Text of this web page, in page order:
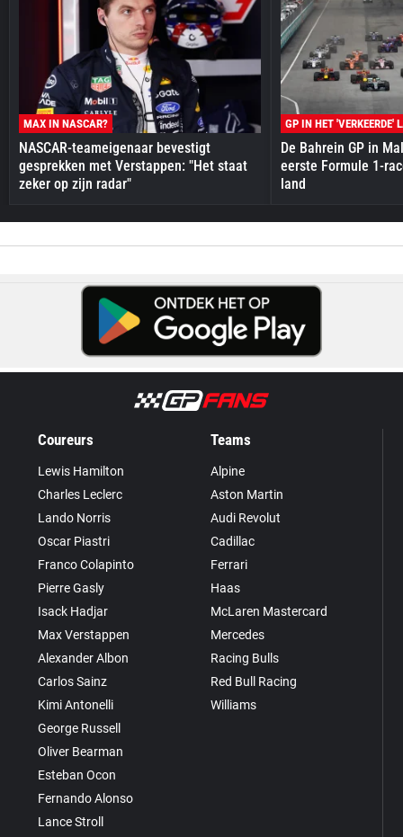
MAX IN NASCAR?
NASCAR-teameigenaar bevestigt
gesprekken met Verstappen: "Het staat
zeker op zijn radar"
GP IN HET 'VERKEERDE'
De Bahrein GP in
eerste Formule 1-
land
Coureurs
Lewis Hamilton
Charles Leclerc
Lando Norris
Oscar Piastri
Franco Colapinto
Pierre Gasly
Isack Hadjar
Max Verstappen
Alexander Albon
Carlos Sainz
Kimi Antonelli
George Russell
Oliver Bearman
Esteban Ocon
Fernando Alonso
Lance Stroll
Teams
Alpine
Aston Martin
Audi Revolut
Cadillac
Ferrari
Haas
McLaren Mastercard
Mercedes
Racing Bulls
Red Bull Racing
Williams